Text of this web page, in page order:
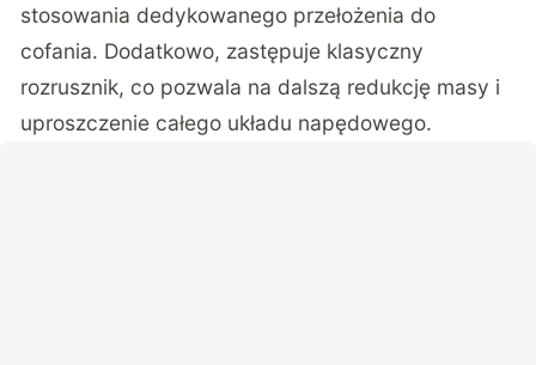
stosowania dedykowanego przełożenia do
cofania. Dodatkowo, zastępuje klasyczny
rozrusznik, co pozwala na dalszą redukcję masy i
uproszczenie całego układu napędowego.